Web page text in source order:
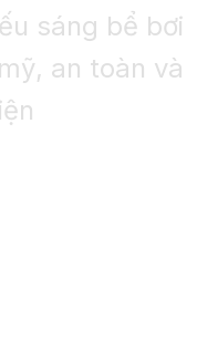
sáng bể bơi
an toàn và